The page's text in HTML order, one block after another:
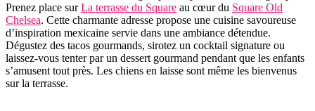
Prenez place surLa terrasse du Square au cœur du Square Old
Chelsea. Cette charmante adresse propose une cuisine savoureuse
d’inspiration mexicaine servie dans une ambiance détendue.
Dégustez des tacos gourmands, sirotez un cocktail signature ou
laissez-vous tenter par un dessert gourmand pendant que les enfants
s’amusent tout près. Les chiens en laisse sont même les bienvenus
sur la terrasse.